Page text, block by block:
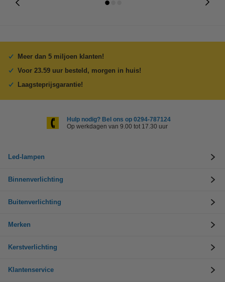
Meer dan 5 miljoen klanten!
Voor 23.59 uur besteld, morgen in huis!
Laagsteprijsgarantie!
Hulp nodig? Bel ons op 0294-787124
Op werkdagen van 9.00 tot 17.30 uur
Led-lampen
Binnenverlichting
Buitenverlichting
Merken
Kerstverlichting
Klantenservice